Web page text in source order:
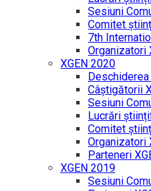
Sesiuni
Comitet
7th
Organizatori
XGEN 2020
Câștigătorii
Sesiuni
Lucrări
Comitet
Organizatori
Parteneri
XGEN 2019
Sesiuni